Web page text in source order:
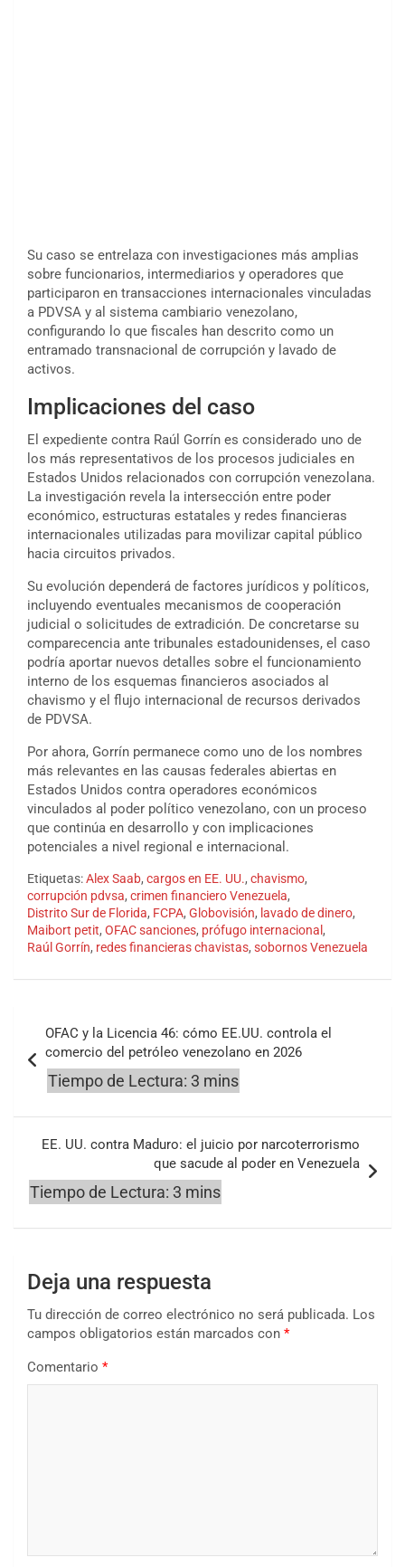
Su caso se entrelaza con investigaciones más amplias
sobre funcionarios, intermediarios y operadores que
participaron en transacciones internacionales vinculadas
a PDVSA y al sistema cambiario venezolano,
configurando lo que fiscales han descrito como un
entramado transnacional de corrupción y lavado de
activos.
Implicaciones del caso
El expediente contra Raúl Gorrín es considerado uno de
los más representativos de los procesos judiciales en
Estados Unidos relacionados con corrupción venezolana.
La investigación revela la intersección entre poder
económico, estructuras estatales y redes financieras
internacionales utilizadas para movilizar capital público
hacia circuitos privados.
Su evolución dependerá de factores jurídicos y políticos,
incluyendo eventuales mecanismos de cooperación
judicial o solicitudes de extradición. De concretarse su
comparecencia ante tribunales estadounidenses, el caso
podría aportar nuevos detalles sobre el funcionamiento
interno de los esquemas financieros asociados al
chavismo y el flujo internacional de recursos derivados
de PDVSA.
Por ahora, Gorrín permanece como uno de los nombres
más relevantes en las causas federales abiertas en
Estados Unidos contra operadores económicos
vinculados al poder político venezolano, con un proceso
que continúa en desarrollo y con implicaciones
potenciales a nivel regional e internacional.
Etiquetas:Alex Saab, cargos en EE. UU., chavismo,
corrupción pdvsa, crimen financiero Venezuela,
Distrito Sur de Florida, FCPA, Globovisión, lavado de dinero,
Maibort petit, OFAC sanciones, prófugo internacional ,
Raúl Gorrín, redes financieras chavistas, sobornos Venezuela
de
entradas
OFAC y la Licencia 46: cómo EE.UU. controla el
comercio del petróleo venezolano en 2026
EE. UU. contra Maduro: el juicio por narcoterrorismo
que sacude al poder en Venezuela
Deja una respuesta
Tu dirección de correo electrónico no será publicada. Los
campos obligatorios están marcados con *
Comentario *